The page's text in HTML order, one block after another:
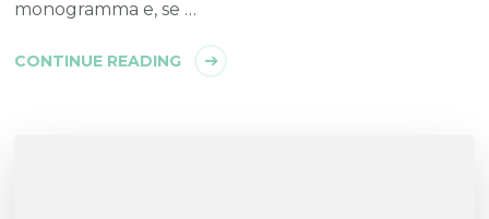
monogramma e, se …
CONTINUE READING